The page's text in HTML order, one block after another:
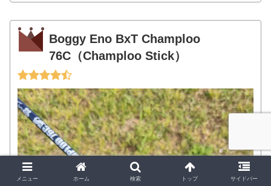
Boggy Eno BxT Champloo
76C（Champloo Stick）
メニュー ホーム 検索 トップ サイドバー